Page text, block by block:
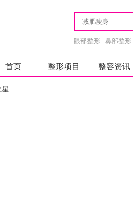
眼部整形 鼻部整形
首页 整形项目 整容资讯
星